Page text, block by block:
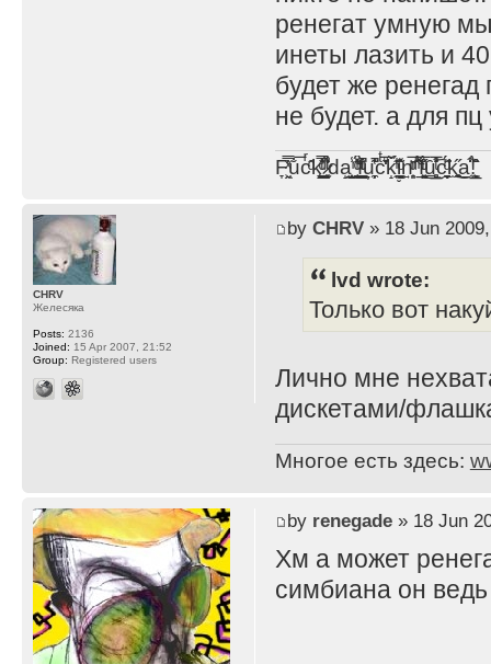
ренегат умную
инеты лазить и
будет же ренегад
не будет. а для
F̞͖̭̿̔ͯu̐̅cͬ̑ͩk̨̤̳͇̮̭̪̠̽̿̓̆ͭͩ ̷̩̰͎̩͓̘̾̀ͬ̊ͭ͛ͅda̝̺͙̬͎̝̾͟ ̰̜̝̯͉̯̖̓̎́ͨ̽ͫ͟f̟͇̭̀ͬͨͭ̐̚u̹̼̹̗̞͑̔͂͐̚cͭ̅̊̆̒̆ǩ̝̩̯́ͥ̔̍̑ḭ͓͍̳̬ͦ̽͂n͍͎͈̈̅ͩͬ ̊ͫ̂̾̑̈́f̲͚͉͓͗̋́ͧͦ̅ȗ͇̲̻͈̲̅̎͗͒ͭ͡c̬̟̠̹̯̈́ͩ͘ͅk̫̠̻̋͜a̲͒̾̇!͙͕̺͉̗̩̲̂̏̄̀
by CHRV» 18 Jun
lvd wrote:
Только вот
Лично мне
дискетами/
Многое есть здесь:
CHRV
Желесяка
Posts: 2136
Joined: 15 Apr 2007, 21:52
Group: Registered users
by renegade» 18 Jun
Хм а может
симбиана он